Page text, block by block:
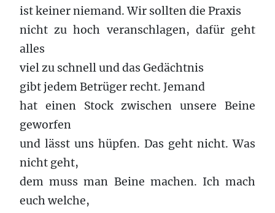
ist keiner niemand. Wir sollten die Praxis
nicht zu hoch veranschlagen, dafür geht
alles
viel zu schnell und das Gedächtnis
gibt jedem Betrüger recht. Jemand
hat einen Stock zwischen unsere Beine
geworfen
und lässt uns hüpfen. Das geht nicht. Was
nicht geht,
dem muss man Beine machen. Ich mach
euch welche,